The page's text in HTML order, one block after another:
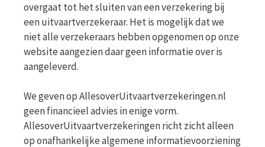
overgaat tot het sluiten van een verzekering bij
een uitvaartverzekeraar. Het is mogelijk dat we
niet alle verzekeraars hebben opgenomen op onze
website aangezien daar geen informatie over is
aangeleverd.
We geven op AllesoverUitvaartverzekeringen.nl
geen financieel advies in enige vorm.
AllesoverUitvaartverzekeringen richt zicht alleen
op onafhankelijke algemene informatievoorziening